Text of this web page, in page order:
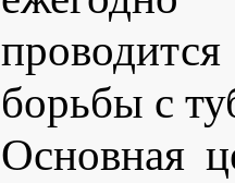
борьбы с
Основная